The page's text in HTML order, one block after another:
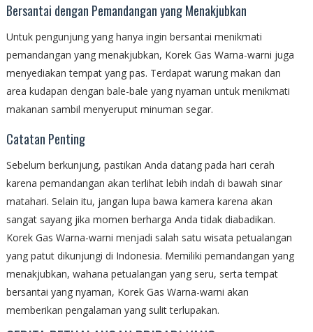
Bersantai dengan Pemandangan yang Menakjubkan
Untuk pengunjung yang hanya ingin bersantai menikmati
pemandangan yang menakjubkan, Korek Gas Warna-warni juga
menyediakan tempat yang pas. Terdapat warung makan dan
area kudapan dengan bale-bale yang nyaman untuk menikmati
makanan sambil menyeruput minuman segar.
Catatan Penting
Sebelum berkunjung, pastikan Anda datang pada hari cerah
karena pemandangan akan terlihat lebih indah di bawah sinar
matahari. Selain itu, jangan lupa bawa kamera karena akan
sangat sayang jika momen berharga Anda tidak diabadikan.
Korek Gas Warna-warni menjadi salah satu wisata petualangan
yang patut dikunjungi di Indonesia. Memiliki pemandangan yang
menakjubkan, wahana petualangan yang seru, serta tempat
bersantai yang nyaman, Korek Gas Warna-warni akan
memberikan pengalaman yang sulit terlupakan.